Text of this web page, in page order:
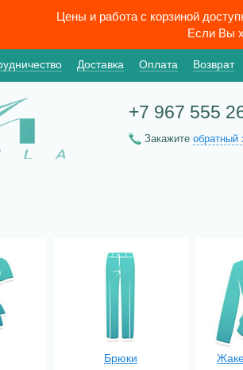
Цены и работа с корзиной
Если Вы
Доставка Оплата Возврат
+7 967 555
Закажите обратный
Брюки